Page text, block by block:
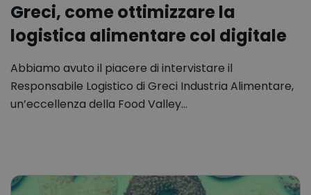
Greci, come ottimizzare la
logistica alimentare col digitale
Abbiamo avuto il piacere di intervistare il
Responsabile Logistico di Greci Industria Alimentare,
un’eccellenza della Food Valley…